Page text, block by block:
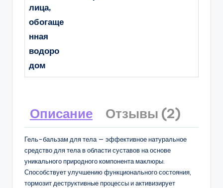
лица,
обогаще
нная
водоро
дом
Описание Отзывы (2)
Гель-бальзам для тела — эффективное натуральное
средство для тела в области суставов на основе
уникального природного компонента маклюры.
Способствует улучшению функционального состояния,
тормозит деструктивные процессы и активизирует